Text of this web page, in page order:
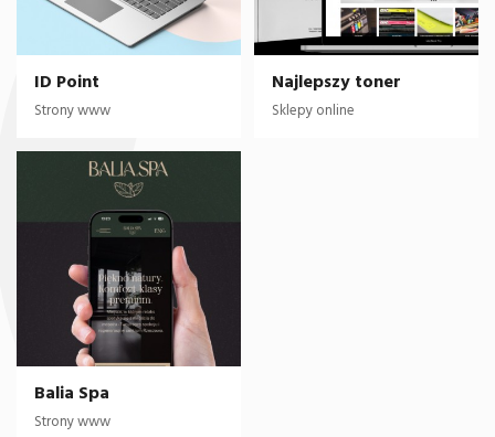
ID Point
Strony www
Najlepszy toner
Sklepy online
Balia Spa
Strony www